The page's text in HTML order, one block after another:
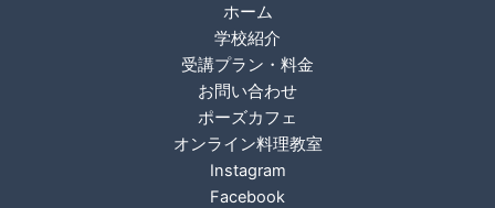
ホーム
学校紹介
受講プラン・料金
お問い合わせ
ポーズカフェ
オンライン料理教室
Instagram
Facebook